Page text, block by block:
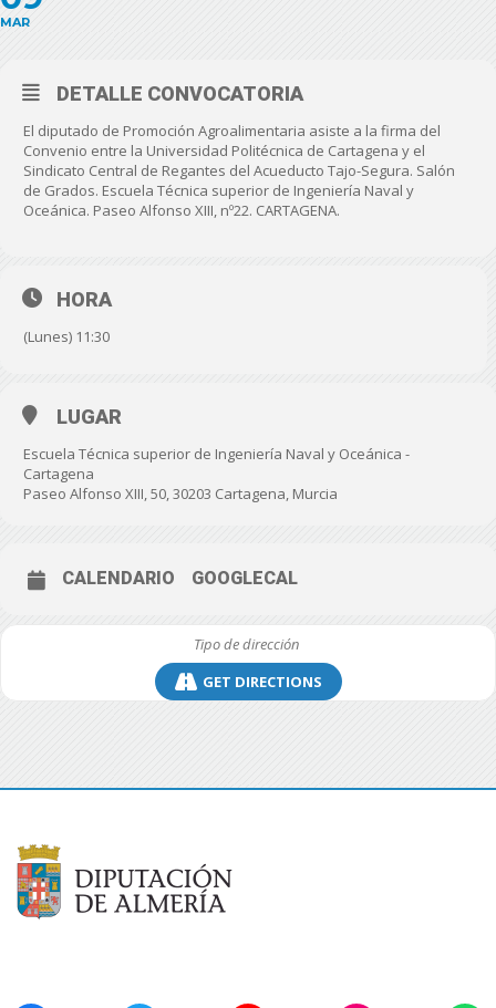
MAR
DETALLE CONVOCATORIA
El diputado de Promoción Agroalimentaria asiste a la firma del
Convenio entre la Universidad Politécnica de Cartagena y el
Sindicato Central de Regantes del Acueducto Tajo-Segura. Salón
de Grados. Escuela Técnica superior de Ingeniería Naval y
Oceánica. Paseo Alfonso XIII, nº22. CARTAGENA.
HORA
(Lunes) 11:30
LUGAR
Escuela Técnica superior de Ingeniería Naval y Oceánica -
Cartagena
Paseo Alfonso XIII, 50, 30203 Cartagena, Murcia
CALENDARIO GOOGLECAL
GET DIRECTIONS